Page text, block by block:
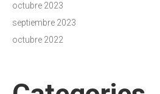
octubre 2023
septiembre 2023
octubre 2022